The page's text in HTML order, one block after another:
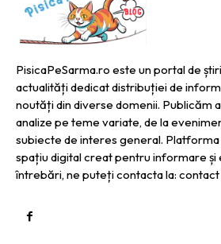
PisicaPeSarma.ro este un portal de
actualități dedicat distribuției de
noutăți din diverse domenii. Publicăm
analize pe teme variate, de la
subiecte de interes general.
spațiu digital creat pentru informare
întrebări, ne puteți contacta la: